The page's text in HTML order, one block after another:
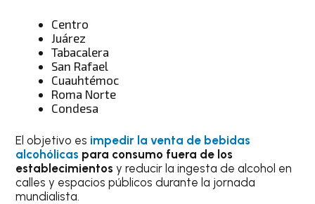
Centro
Juárez
Tabacalera
San Rafael
Cuauhtémoc
Roma Norte
Condesa
El objetivo es impedir la venta de bebidas
alcohólicas para consumo fuera de los
establecimientos y reducir la ingesta de alcohol en
calles y espacios públicos durante la jornada
mundialista.